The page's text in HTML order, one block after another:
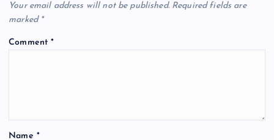
Your email address will not be published. Required fields are
marked *
Comment*
Name *